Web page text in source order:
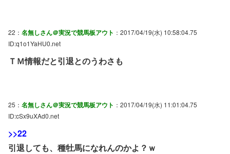
22： 名無しさん＠実況で競馬板アウト ：2017/04/19(水) 10:58:04.75
ID:q1o1YaHU0.net
ＴＭ情報だと引退とのうわさも
25： 名無しさん＠実況で競馬板アウト ：2017/04/19(水) 11:01:04.75
ID:cSx9uXAd0.net
>>22
引退しても、種牡馬になれんのかよ？ｗ